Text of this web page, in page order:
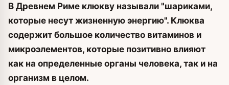
В Древнем Риме клюкву называли "шариками,
которые несут жизненную энергию". Клюква
содержит большое количество витаминов и
микроэлементов, которые позитивно влияют
как на определенные органы человека, так и на
организм в целом.